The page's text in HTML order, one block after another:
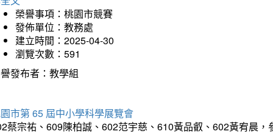
榮譽事項：桃園市競賽
發佈單位：教務處
建立時間：2025-04-30
瀏覽次數：591
發布者：教學組
市第 65 屆中小學科學展覽會
蔡宗祐、609陳柏誠、602范宇慈、610黃品叡、602黃宥晨